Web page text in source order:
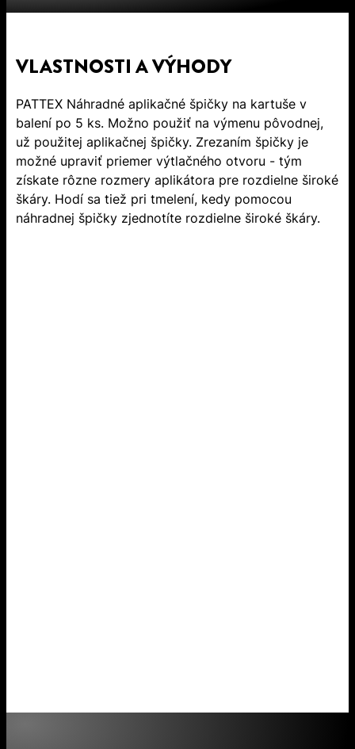
VLASTNOSTI A VÝHODY
PATTEX Náhradné aplikačné špičky na kartuše v
balení po 5 ks. Možno použiť na výmenu pôvodnej,
už použitej aplikačnej špičky. Zrezaním špičky je
možné upraviť priemer výtlačného otvoru - tým
získate rôzne rozmery aplikátora pre rozdielne široké
škáry. Hodí sa tiež pri tmelení, kedy pomocou
náhradnej špičky zjednotíte rozdielne široké škáry.